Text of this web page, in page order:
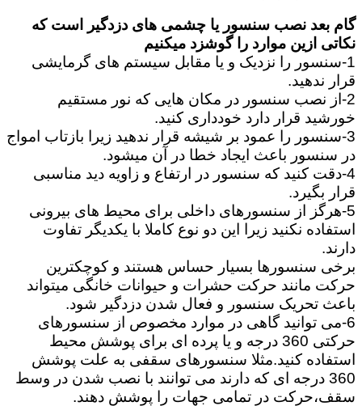
گام بعد نصب سنسور یا چشمی های دزدگیر است که
نکاتی ازین موارد را گوشزد میکنیم
1-سنسور را نزدیک و یا مقابل سیستم های گرمایشی
قرار ندهید.
2-از نصب سنسور در مکان هایی که نور مستقیم
خورشید قرار دارد خودداری کنید.
3-سنسور را عمود بر شیشه قرار ندهید زیرا بازتاب امواج
در سنسور باعث ایجاد خطا در آن میشود.
4-دقت کنید که سنسور در ارتفاع و زاویه دید مناسبی
قرار بگیرد.
5-هرگز از سنسورهای داخلی برای محیط های بیرونی
استفاده نکنید زیرا این دو نوع کاملا با یکدیگر تفاوت
دارند.
برخی سنسورها بسیار حساس هستند و کوچکترین
حرکت مانند حرکت حشرات و حیوانات خانگی میتواند
باعث تحریک سنسور و فعال شدن دزدگیر شود.
6-می توانید گاهی در موارد مخصوص از سنسورهای
حرکتی 360 درجه و یا پرده ای برای پوشش محیط
استفاده کنید.مثلا سنسورهای سقفی به علت پوشش
360 درجه ای که دارند می توانند با نصب شدن در وسط
سقف،حرکت در تمامی جهات را پوشش دهند.